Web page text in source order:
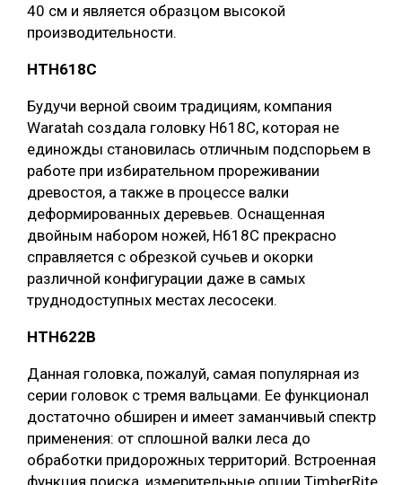
40 см и является образцом высокой
производительности.
НТH618C
Будучи верной своим традициям, компания
Waratah создала головку H618C, которая не
единожды становилась отличным подспорьем в
работе при избирательном прореживании
древостоя, а также в процессе валки
деформированных деревьев. Оснащенная
двойным набором ножей, H618C прекрасно
справляется с обрезкой сучьев и окорки
различной конфигурации даже в самых
труднодоступных местах лесосеки.
НТH622B
Данная головка, пожалуй, самая популярная из
серии головок с тремя вальцами. Ее функционал
достаточно обширен и имеет заманчивый спектр
применения: от сплошной валки леса до
обработки придорожных территорий. Встроенная